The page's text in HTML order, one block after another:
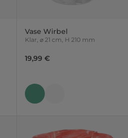
Vase Wirbel
Klar, ⌀ 21 cm, H 210 mm
19,99 €